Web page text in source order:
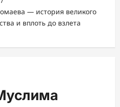
— история великого
и вплоть до взлета